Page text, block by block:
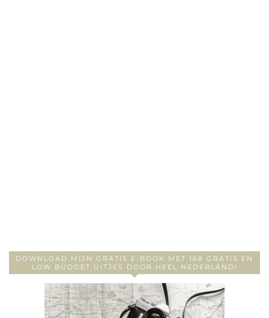
DOWNLOAD MIJN GRATIS E-BOOK MET 168 GRATIS EN
LOW BUDGET UITJES DOOR HEEL NEDERLAND!